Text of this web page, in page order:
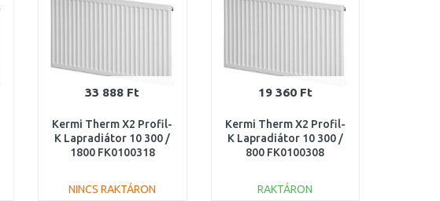
33 888 Ft
Kermi Therm X2 Profil-
K Lapradiátor 10 300 /
1800 FK0100318
NINCS RAKTÁRON
19 360 Ft
Kermi Therm X2 Profil-
K Lapradiátor 10 300 /
800 FK0100308
RAKTÁRON